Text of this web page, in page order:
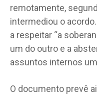
remotamente,
intermediou o
a respeitar “a
um do outro e a
assuntos internos um
O documento prevê